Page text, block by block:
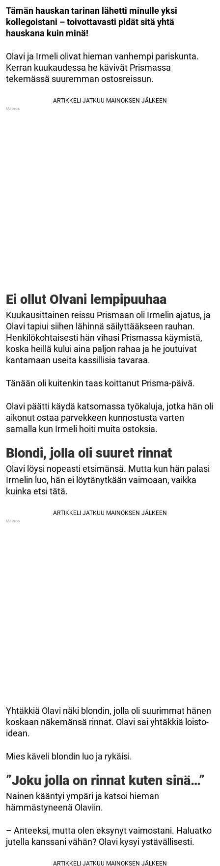
Tämän hauskan tarinan lähetti minulle yksi
kollegoistani – toivottavasti pidät sitä yhtä
hauskana kuin minä!
Olavi ja Irmeli olivat hieman vanhempi pariskunta.
Kerran kuukaudessa he kävivät Prismassa
tekemässä suuremman ostosreissun.
Ei ollut Olvani lempipuuhaa
Kuukausittainen reissu Prismaan oli Irmelin ajatus, ja
Olavi tapiui siihen lähinnä säilyttääkseen rauhan.
Henkilökohtaisesti hän vihasi Prismassa käymistä,
koska heillä kului aina paljon rahaa ja he joutuivat
kantamaan useita kassillisia tavaraa.
Tänään oli kuitenkin taas koittanut Prisma-päivä.
Olavi päätti käydä katsomassa työkaluja, jotka hän oli
aikonut ostaa parvekkeen kunnostusta varten
samalla kun Irmeli hoiti muita ostoksia.
Blondi, jolla oli suuret rinnat
Olavi löysi nopeasti etsimänsä. Mutta kun hän palasi
Irmelin luo, hän ei löytänytkään vaimoaan, vaikka
kuinka etsi tätä.
Yhtäkkiä Olavi näki blondin, jolla oli suurimmat hänen
koskaan näkemänsä rinnat. Olavi sai yhtäkkiä loisto-
idean.
Mies käveli blondin luo ja rykäisi.
”Joku jolla on rinnat kuten sinä…”
Nainen kääntyi ympäri ja katsoi hieman
hämmästyneenä Olaviin.
– Anteeksi, mutta olen eksynyt vaimostani. Haluatko
jutella kanssani vähän? Olavi kysyi ystävällisesti.